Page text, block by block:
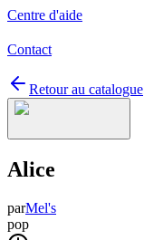
Centre d'aide
Contact
Retour au catalogue
Alice
parMel's
pop